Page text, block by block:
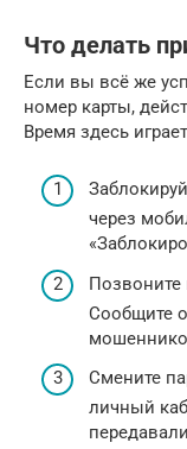
Что делать
Если вы всё же
номер карты,
Время здесь
через
Сообщите
Смените
личный